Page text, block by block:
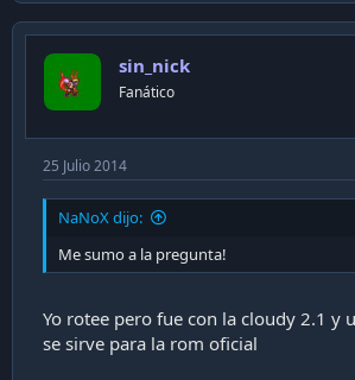
sin_nick
Fanático
25 Julio 2014
NaNoX dijo:
Me sumo a la pregunta!
Yo rotee pero fue con la cloudy 2.1 y
se sirve para la rom oficial